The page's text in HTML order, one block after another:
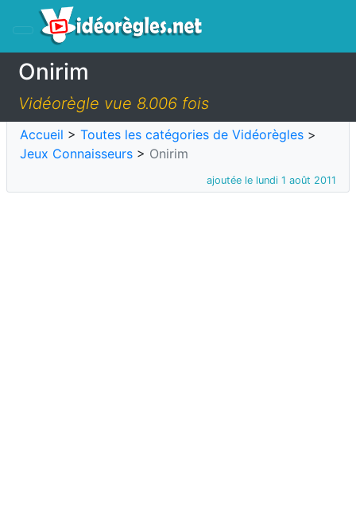
Onirim
Vidéorègle vue 8.006 fois
Accueil > Toutes les catégories de Vidéorègles >
Jeux Connaisseurs > Onirim
ajoutée le lundi 1 août 2011